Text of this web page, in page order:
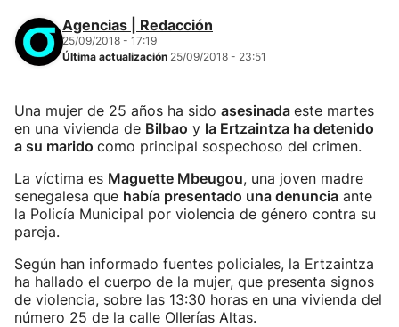
Agencias | Redacción
25/09/2018 - 17:19
Última actualización 25/09/2018 - 23:51
Una mujer de 25 años ha sido asesinada este martes
en una vivienda de Bilbao y la Ertzaintza ha detenido
a su marido como principal sospechoso del crimen.
La víctima es Maguette Mbeugou, una joven madre
senegalesa que había presentado una denuncia ante
la Policía Municipal por violencia de género contra su
pareja.
Según han informado fuentes policiales, la Ertzaintza
ha hallado el cuerpo de la mujer, que presenta signos
de violencia, sobre las 13:30 horas en una vivienda del
número 25 de la calle Ollerías Altas.